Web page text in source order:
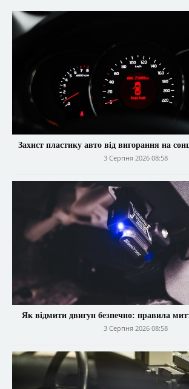
Захист пластику авто від вигорання на
3 Серпня 2026 08:58
Як відмити двигун безпечно: правила
3 Серпня 2026 08:58